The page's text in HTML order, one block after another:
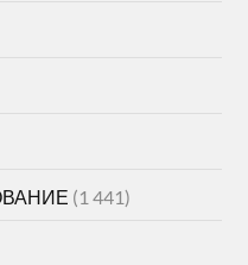
(1 441)